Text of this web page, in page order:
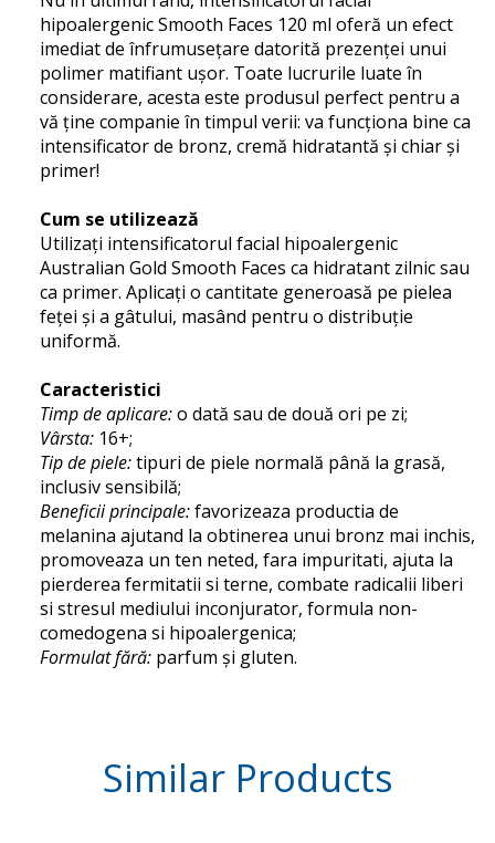
hipoalergenic Smooth Faces 120 ml oferă un efect
imediat de înfrumusețare datorită prezenței unui
polimer matifiant ușor. Toate lucrurile luate în
considerare, acesta este produsul perfect pentru a
vă ține companie în timpul verii: va funcționa bine ca
intensificator de bronz, cremă hidratantă și chiar și
primer!
Cum se utilizează
Utilizați intensificatorul facial hipoalergenic
Australian Gold Smooth Faces ca hidratant zilnic sau
ca primer. Aplicați o cantitate generoasă pe pielea
feței și a gâtului, masând pentru o distribuție
uniformă.
Caracteristici
Timp de aplicare:o dată sau de două ori pe zi;
Vârsta: 16+;
Tip de piele:tipuri de piele normală până la grasă,
inclusiv sensibilă;
Beneficii principale:favorizeaza productia de
melanina ajutand la obtinerea unui bronz mai inchis,
promoveaza un ten neted, fara impuritati, ajuta la
pierderea fermitatii si terne, combate radicalii liberi
si stresul mediului inconjurator, formula non-
comedogena si hipoalergenica;
Formulat fără: parfum și gluten.
Similar Products